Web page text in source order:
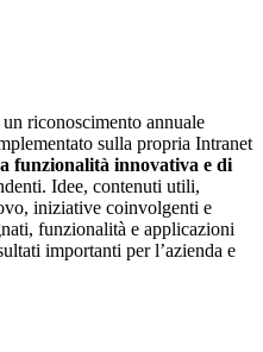
riconoscimento annuale
sulla propria Intranet
funzionalità innovativa e di
Idee, contenuti utili,
iniziative coinvolgenti e
funzionalità e applicazioni
importanti per l’azienda e